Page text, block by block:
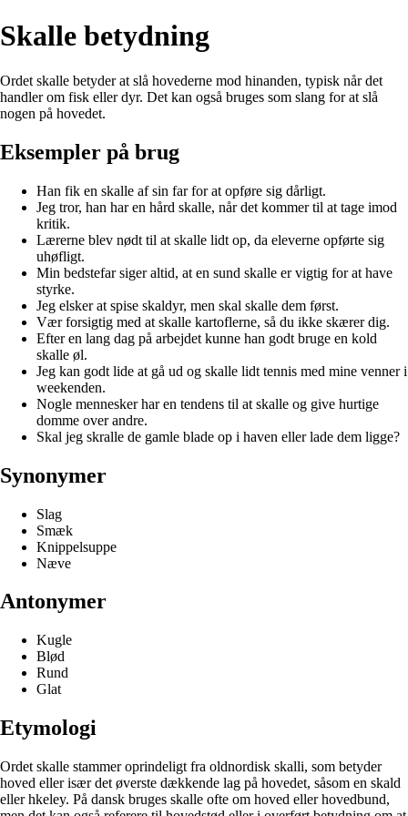
Skalle betydning
Ordet skalle betyder at slå hovederne mod hinanden, typisk når det
handler om fisk eller dyr. Det kan også bruges som slang for at slå
nogen på hovedet.
Eksempler på brug
Han fik en skalle af sin far for at opføre sig dårligt.
Jeg tror, han har en hård skalle, når det kommer til at tage imod
kritik.
Lærerne blev nødt til at skalle lidt op, da eleverne opførte sig
uhøfligt.
Min bedstefar siger altid, at en sund skalle er vigtig for at have
styrke.
Jeg elsker at spise skaldyr, men skal skalle dem først.
Vær forsigtig med at skalle kartoflerne, så du ikke skærer dig.
Efter en lang dag på arbejdet kunne han godt bruge en kold
skalle øl.
Jeg kan godt lide at gå ud og skalle lidt tennis med mine venner i
weekenden.
Nogle mennesker har en tendens til at skalle og give hurtige
domme over andre.
Skal jeg skralle de gamle blade op i haven eller lade dem ligge?
Synonymer
Slag
Smæk
Knippelsuppe
Næve
Antonymer
Kugle
Blød
Rund
Glat
Etymologi
Ordet skalle stammer oprindeligt fra oldnordisk skalli, som betyder
hoved eller især det øverste dækkende lag på hovedet, såsom en skald
eller hkeley. På dansk bruges skalle ofte om hoved eller hovedbund,